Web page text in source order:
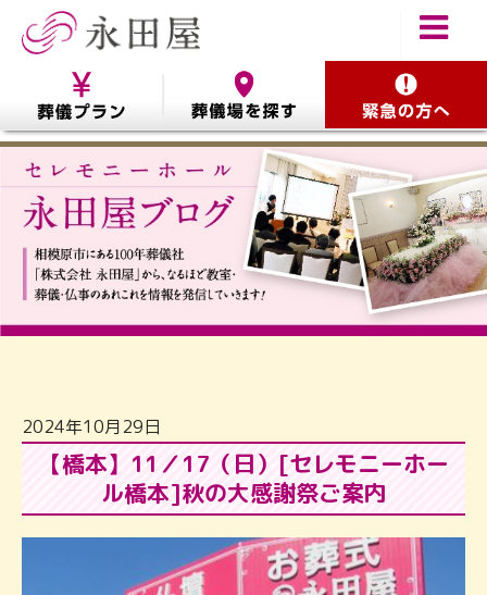
2024年10月29日
【橋本】11／17（日）[セレモニーホー
ル橋本]秋の大感謝祭ご案内